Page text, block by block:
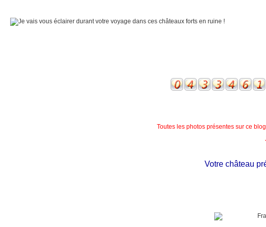
Toutes les photos présentes sur ce
Votre château